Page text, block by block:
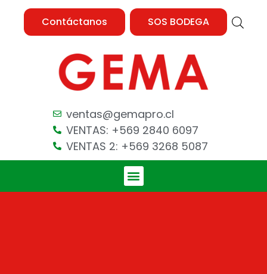
Contáctanos SOS BODEGA
ventas@gemapro.cl
VENTAS: +569 2840 6097
VENTAS 2: +569 3268 5087